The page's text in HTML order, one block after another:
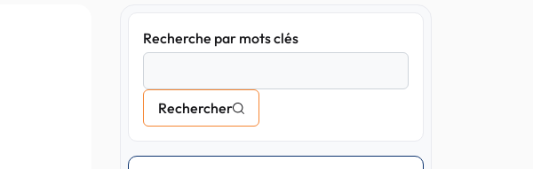
Recherche par mots clés
Rechercher